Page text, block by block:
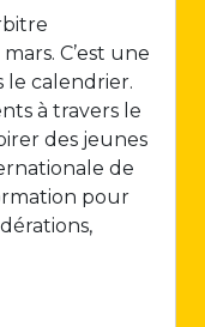
C’est une
calendrier.
à travers le
des jeunes
de
pour